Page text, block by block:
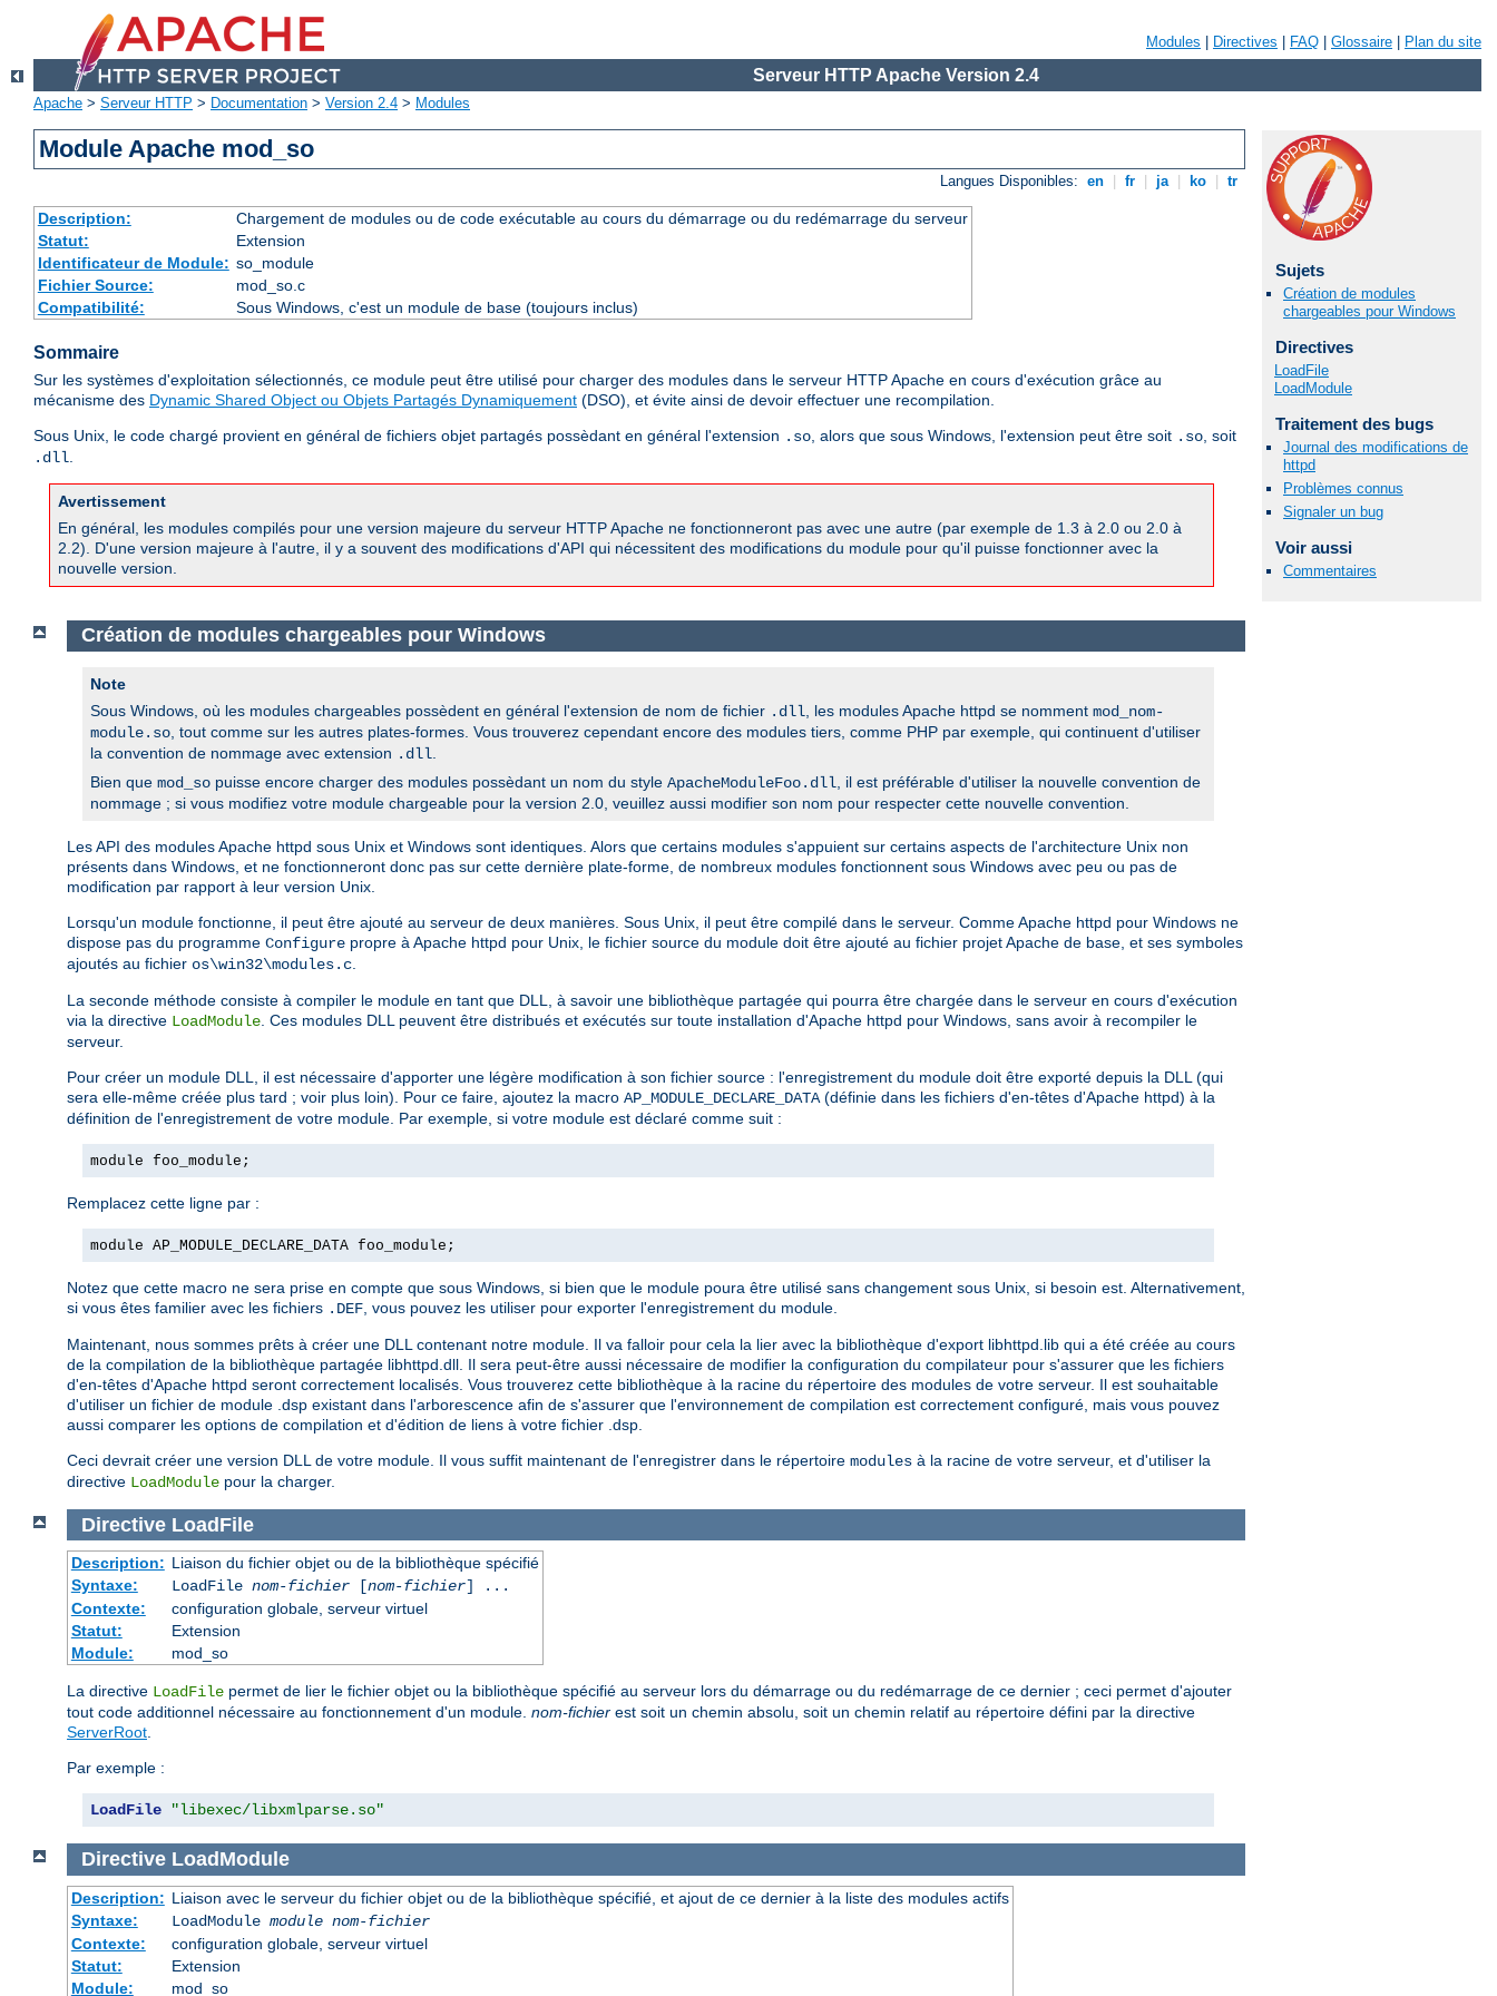
Modules Directives FAQ Glossaire Plan du site
Serveur HTTP Apache Version 2.4
Apache > Serveur HTTP > Documentation > Version 2.4 > Modules
Module Apache mod_so
Langues Disponibles: en fr ja ko tr
Description:
Chargement de modules ou de code exécutable au cours du démarrage ou du redémarrage du serveur
Statut:
Extension
Identificateur de Module: so_module
Fichier Source:
mod_so.c
Compatibilité:
Sous Windows, c'est un module de base (toujours inclus)
Sommaire
Sur les systèmes d'exploitation sélectionnés, ce module peut être utilisé pour charger des modules dans le serveur HTTP Apache en cours d'exécution grâce au
mécanisme des Dynamic Shared Object ou Objets Partagés Dynamiquement (DSO), et évite ainsi de devoir effectuer une recompilation.
Sous Unix, le code chargé provient en général de fichiers objet partagés possèdant en général l'extension .so, alors que sous Windows, l'extension peut être soit .so, soit
.dll.
Avertissement
En général, les modules compilés pour une version majeure du serveur HTTP Apache ne fonctionneront pas avec une autre (par exemple de 1.3 à 2.0 ou 2.0 à
2.2). D'une version majeure à l'autre, il y a souvent des modifications d'API qui nécessitent des modifications du module pour qu'il puisse fonctionner avec la
nouvelle version.
Sujets
Création de modules
chargeables pour Windows
Directives
LoadFile
LoadModule
Traitement des bugs
Journal des modifications de
httpd
Problèmes connus
Signaler un bug
Voir aussi
Commentaires
Création de modules chargeables pour Windows
Note
Sous Windows, où les modules chargeables possèdent en général l'extension de nom de fichier .dll , les modules Apache httpd se nomment mod_nom-
module.so , tout comme sur les autres plates-formes. Vous trouverez cependant encore des modules tiers, comme PHP par exemple, qui continuent d'utiliser
la convention de nommage avec extension .dll
Bien que mod_so puisse encore charger des modules possèdant un nom du style ApacheModuleFoo.dll , il est préférable d'utiliser la nouvelle convention de
nommage ; si vous modifiez votre module chargeable pour la version 2.0, veuillez aussi modifier son nom pour respecter cette nouvelle convention.
Les API des modules Apache httpd sous Unix et Windows sont identiques. Alors que certains modules s'appuient sur certains aspects de l'architecture Unix non
présents dans Windows, et ne fonctionneront donc pas sur cette dernière plate-forme, de nombreux modules fonctionnent sous Windows avec peu ou pas de
modification par rapport à leur version Unix.
Lorsqu'un module fonctionne, il peut être ajouté au serveur de deux manières. Sous Unix, il peut être compilé dans le serveur. Comme Apache httpd pour Windows ne
dispose pas du programme Configure propre à Apache httpd pour Unix, le fichier source du module doit être ajouté au fichier projet Apache de base, et ses symboles
ajoutés au fichier os\win32\modules.c
La seconde méthode consiste à compiler le module en tant que DLL, à savoir une bibliothèque partagée qui pourra être chargée dans le serveur en cours d'exécution
via la directive LoadModule . Ces modules DLL peuvent être distribués et exécutés sur toute installation d'Apache httpd pour Windows, sans avoir à recompiler le
serveur.
Pour créer un module DLL, il est nécessaire d'apporter une légère modification à son fichier source : l'enregistrement du module doit être exporté depuis la DLL (qui
sera elle-même créée plus tard ; voir plus loin). Pour ce faire, ajoutez la macro AP_MODULE_DECLARE_DATA (définie dans les fichiers d'en-têtes d'Apache httpd) à la
définition de l'enregistrement de votre module. Par exemple, si votre module est déclaré comme suit :
module foo_module;
Remplacez cette ligne par :
module AP_MODULE_DECLARE_DATA foo_module;
Notez que cette macro ne sera prise en compte que sous Windows, si bien que le module poura être utilisé sans changement sous Unix, si besoin est. Alternativement,
si vous êtes familier avec les fichiers .DEF , vous pouvez les utiliser pour exporter l'enregistrement du module.
Maintenant, nous sommes prêts à créer une DLL contenant notre module. Il va falloir pour cela la lier avec la bibliothèque d'export libhttpd.lib qui a été créée au cours
de la compilation de la bibliothèque partagée libhttpd.dll. Il sera peut-être aussi nécessaire de modifier la configuration du compilateur pour s'assurer que les fichiers
d'en-têtes d'Apache httpd seront correctement localisés. Vous trouverez cette bibliothèque à la racine du répertoire des modules de votre serveur. Il est souhaitable
d'utiliser un fichier de module .dsp existant dans l'arborescence afin de s'assurer que l'environnement de compilation est correctement configuré, mais vous pouvez
aussi comparer les options de compilation et d'édition de liens à votre fichier .dsp.
Ceci devrait créer une version DLL de votre module. Il vous suffit maintenant de l'enregistrer dans le répertoire modules à la racine de votre serveur, et d'utiliser la
directive LoadModule pour la charger.
Directive LoadFile
Description: Liaison du fichier objet ou de la bibliothèque spécifié
Syntaxe:
LoadFile nom-fichier[nom-fichier] ...
Contexte:
configuration globale, serveur virtuel
Statut:
Extension
Module:
mod_so
La directive LoadFile permet de lier le fichier objet ou la bibliothèque spécifié au serveur lors du démarrage ou du redémarrage de ce dernier ; ceci permet d'ajouter
tout code additionnel nécessaire au fonctionnement d'un module. nom-fichier est soit un chemin absolu, soit un chemin relatif au répertoire défini par la directive
ServerRoot.
Par exemple :
LoadFile "libexec/libxmlparse.so"
Directive LoadModule
Description: Liaison avec le serveur du fichier objet ou de la bibliothèque spécifié, et ajout de ce dernier à la liste des modules actifs
Syntaxe:
LoadModule module nom-fichier
Contexte:
configuration globale, serveur virtuel
Statut:
Extension
Module:
mod_so